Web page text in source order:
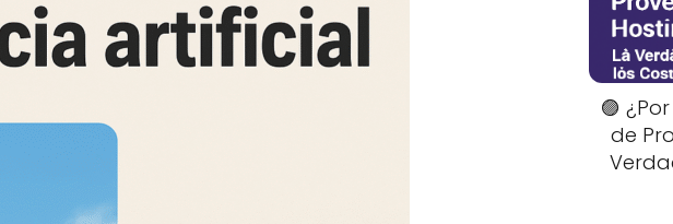
🟣
de